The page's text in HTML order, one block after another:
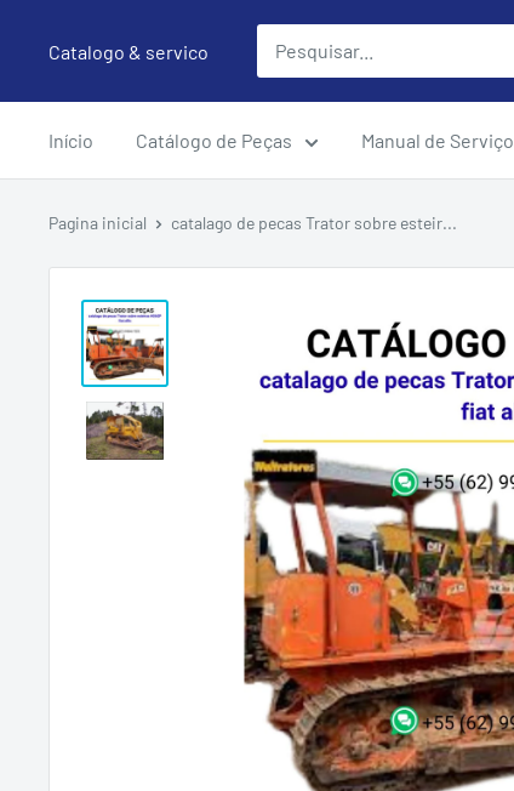
Catalogo & servico
Início Catálogo de Peças Manual de Serviço
Pagina inicial catalago de pecas Trator sobre esteir...